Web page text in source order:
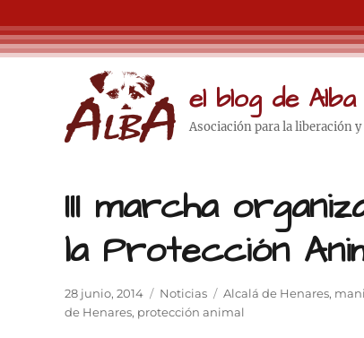
el blog de Alba
Asociación para la liberación
III marcha
la Protección
Publicado
el
28 junio, 2014 Categorías
Noticias Etiquetas
Alcalá de Henares,
de Henares, protección animal